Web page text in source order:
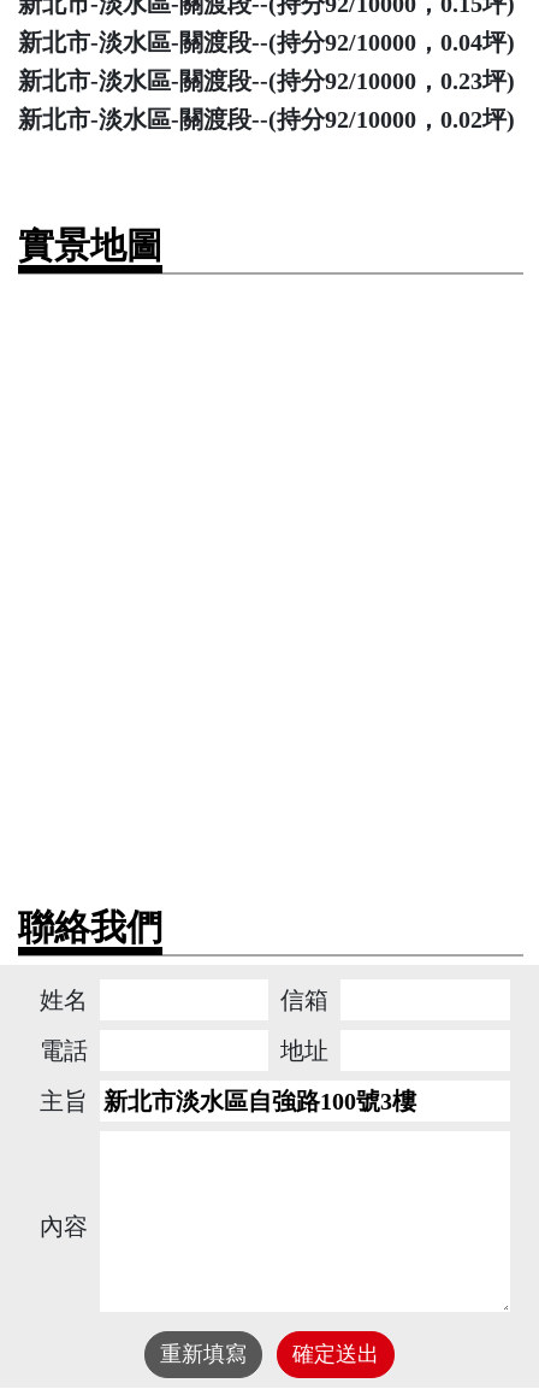
新北市-淡水區-關渡段--(持分92/10000，0.04坪)
新北市-淡水區-關渡段--(持分92/10000，0.23坪)
新北市-淡水區-關渡段--(持分92/10000，0.02坪)
實景地圖
聯絡我們
姓名
信箱
電話
地址
主旨
內容
重新填寫 確定送出